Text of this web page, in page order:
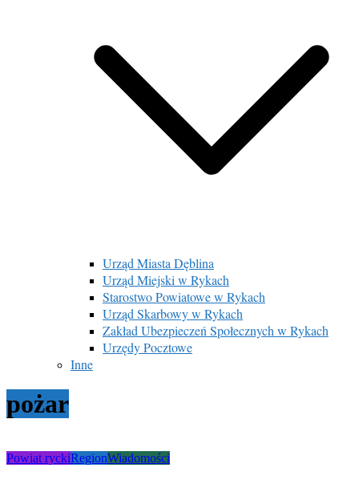
Urząd Miasta Dęblina
Urząd Miejski w Rykach
Starostwo Powiatowe w Rykach
Urząd Skarbowy w Rykach
Zakład Ubezpieczeń Społecznych w Rykach
Urzędy Pocztowe
Inne
pożar
Powiat ryckiRegionWiadomości